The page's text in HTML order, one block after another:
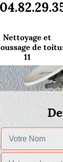
Nettoyage et
de
11